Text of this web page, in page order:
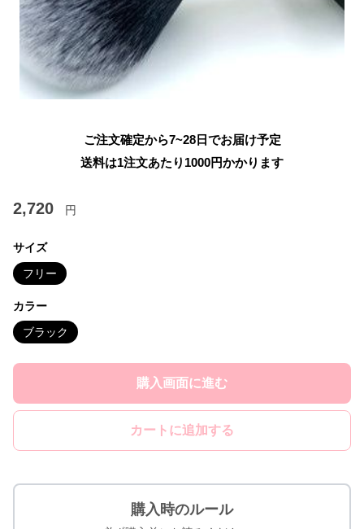
ご注文確定から7~28日でお届け予定
送料は1注文あたり 1000円かかります
2,720 円
サイズ
フリー
カラー
ブラック
購入画面に進む
カートに追加する
購入時のルール